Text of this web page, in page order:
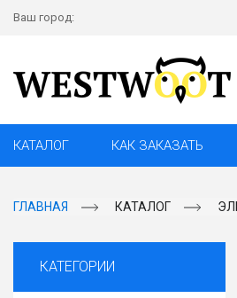
Ваш город:
КАТАЛОГ КАК ЗАКАЗАТЬ
ГЛАВНАЯ КАТАЛОГ
КАТЕГОРИИ